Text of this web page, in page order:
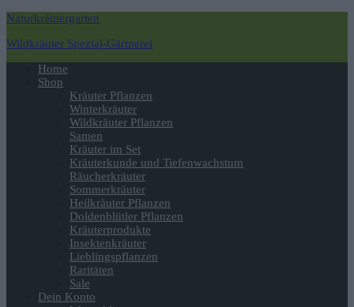
Naturkräutergarten
Wildkräuter Spezial-Gärtnerei
Navigation
umschalten
Home
Shop
Kräuter Pflanzen
Winterkräuter
Wildkräuter Pflanzen
Samen
Kräuter im Set
Kräuterkunde und Tiefenwachstum
Räucherkräuter
Sommerkräuter
Heilkräuter Pflanzen
Doldenblütler Pflanzen
Kräuterprodukte
Insektenkräuter
Lieblingspflanzen
Raritäten
Sale
Dein Konto